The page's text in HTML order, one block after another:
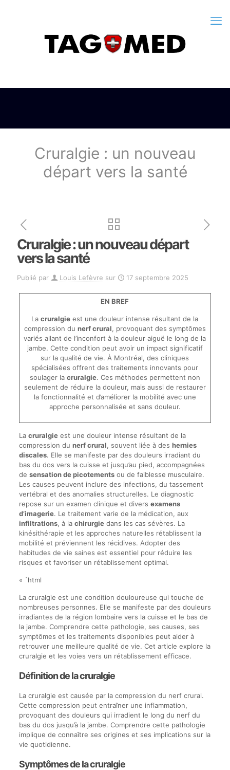
Cruralgie : un nouveau
départ vers la santé
Cruralgie : un nouveau départ
vers la santé
Publié par Louis Lefèvre sur 17 septembre 2025
EN BREF
Lacruralgie est une douleur intense résultant de la
compression du nerf crural, provoquant des symptômes
variés allant de l’inconfort à la douleur aiguë le long de la
jambe. Cette condition peut avoir un impact significatif
sur la qualité de vie. À Montréal, des cliniques
spécialisées offrent des traitements innovants pour
soulager la cruralgie. Ces méthodes permettent non
seulement de réduire la douleur, mais aussi de restaurer
la fonctionnalité et d’améliorer la mobilité avec une
approche personnalisée et sans douleur.
La cruralgieest une douleur intense résultant de la
compression du nerf crural, souvent liée à des hernies
discales. Elle se manifeste par des douleurs irradiant du
bas du dos vers la cuisse et jusqu’au pied, accompagnées
de sensation de picotementsou de faiblesse musculaire.
Les causes peuvent inclure des infections, du tassement
vertébral et des anomalies structurelles. Le diagnostic
repose sur un examen clinique et divers examens
d’imagerie. Le traitement varie de la médication, aux
infiltrations, à la chirurgiedans les cas sévères. La
kinésithérapie et les approches naturelles rétablissent la
mobilité et préviennent les récidives. Adopter des
habitudes de vie saines est essentiel pour réduire les
risques et favoriser un rétablissement optimal.
« `html
La cruralgie est une condition douloureuse qui touche de
nombreuses personnes. Elle se manifeste par des douleurs
irradiantes de la région lombaire vers la cuisse et le bas de
la jambe. Comprendre cette pathologie, ses causes, ses
symptômes et les traitements disponibles peut aider à
retrouver une meilleure qualité de vie. Cet article explore la
cruralgie et les voies vers un rétablissement efficace.
Définition de la cruralgie
La cruralgie est causée par la compression du nerf crural.
Cette compression peut entraîner une inflammation,
provoquant des douleurs qui irradient le long du nerf du
bas du dos jusqu’à la jambe. Comprendre cette pathologie
implique de connaître ses origines et ses implications sur la
vie quotidienne.
Symptômes de la cruralgie